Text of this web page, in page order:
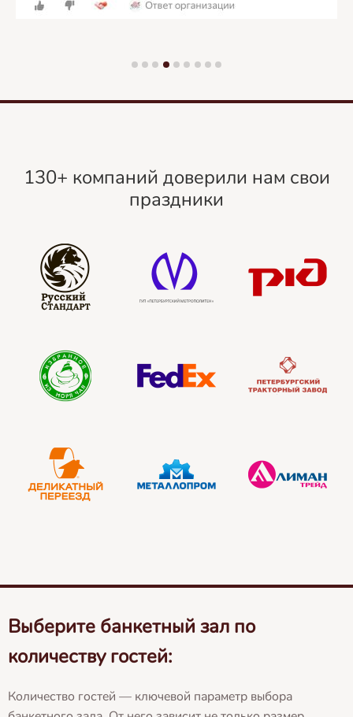
130+ компаний доверили нам свои
праздники
Выберите банкетный зал по
количеству гостей:
Количество гостей — ключевой параметр выбора